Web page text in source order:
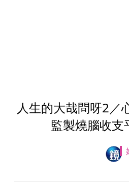
人生的大哉問呀2
監製燒腦收支